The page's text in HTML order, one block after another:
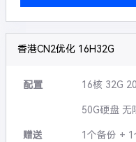
香港CN2优化 16H32G
配置 16核 32G
50G硬盘 无
赠送 1个备份 + 1